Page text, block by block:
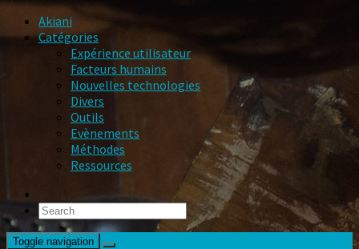
Akiani
Catégories
Expérience utilisateur
Facteurs humains
Nouvelles technologies
Divers
Outils
Evènements
Méthodes
Ressources
Toggle navigation